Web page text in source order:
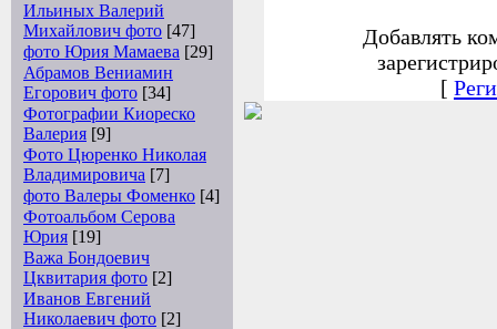
Ильиных Валерий
Михайлович фото [47]
фото Юрия Мамаева [29]
Абрамов Вениамин
Егорович фото [34]
Фотографии Киореско
Валерия [9]
Фото Цюренко Николая
Владимировича [7]
фото Валеры Фоменко [4]
Фотоальбом Серова
Юрия [19]
Важа Бондоевич
Цквитария фото [2]
Иванов Евгений
Николаевич фото [2]
Добавлять
[